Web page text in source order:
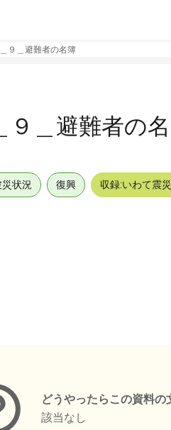
９＿避難者の名簿
９＿避難者の
状況 復興 収録:いわて震
どうやったらこの資料の
該当なし